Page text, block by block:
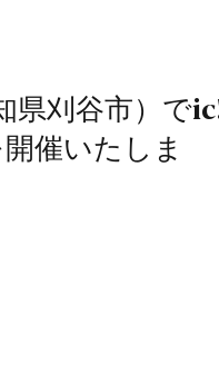
県刈谷市）で
催いたしま